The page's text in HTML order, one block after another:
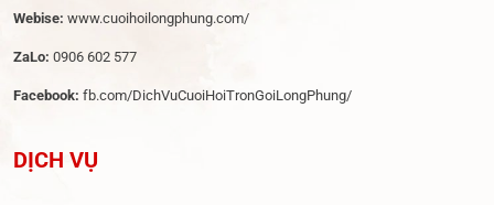
Webise: www.cuoihoilongphung.com/
ZaLo: 0906 602 577
Facebook: fb.com/DichVuCuoiHoiTronGoiLongPhung/
DỊCH VỤ